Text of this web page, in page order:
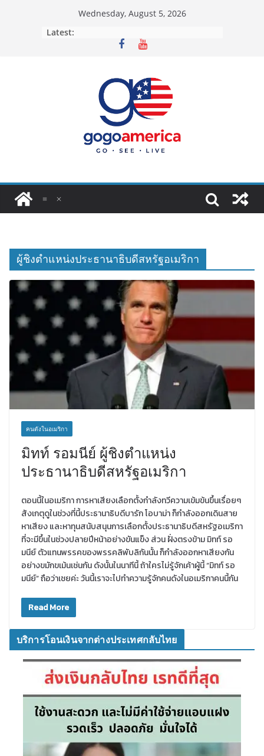
Wednesday, August 5, 2026
Latest:
ผู้ชิงตำแหน่งประธานาธิบดีสหรัฐอเมริกา
คนดังในอเมริกา
มิทท์ รอมนีย์ ผู้ชิงตำแหน่ง
ประธานาธิบดีสหรัฐอเมริกา
ตอนนี้ในอเมริกา การหาเสียงเลือกตั้งกำลังทวีความเข้มข้นขึ้นเรื่อยๆ
สังเกตุดูในช่วงที่นี้ประธานาธิบดีบารัก โอบาม่า ก็กำลังออกเดินสาย
หาเสียง และหาทุนสนับสนุนการเลือกตั้งประธานาธิบดีสหรัฐอเมริกา
ที่จะมีขึ้นในช่วงปลายปีหน้าอย่างขันแข็ง ส่วน ฝั่งตรงข้าม มิทท์ รอ
มนีย์ ตัวแทนพรรคของพรรคลิพับลิกันนั้น ก็กำลังออกหาเสียงกัน
อย่างขมักขเม้นเช่นกัน ดังนั้นในนาทีนี้ ถ้าใครไม่รู้จักเค้าผู้นี้ “มิทท์ รอ
มนีย์” ถือว่าเชยค่ะ วันนี้เราจะไปทำความรู้จักคนดังในอเมริกาคนนี้กัน
Read More
บริการโอนเงินจากต่างประเทศกลับไทย